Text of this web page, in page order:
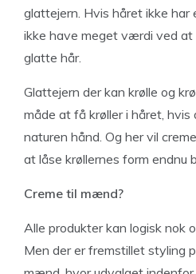
glattejern. Hvis håret ikke har
ikke have meget værdi ved at
glatte hår.
Glattejern der kan krølle og
måde at få krøller i håret, hvis
naturen hånd. Og her vil
at låse krøllernes form endnu
Creme til mænd?
Alle produkter kan logisk nok
Men der er fremstillet styling